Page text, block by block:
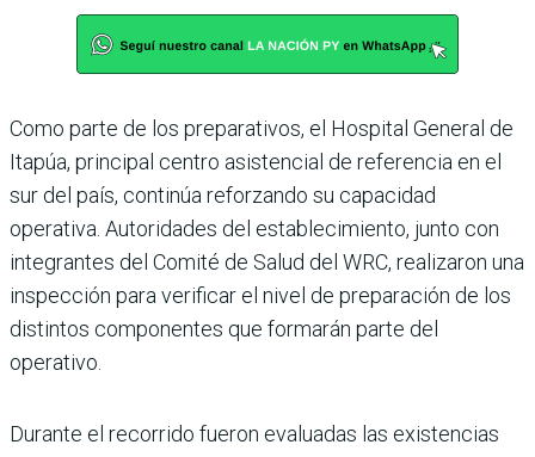
Como parte de los prepa­rativos, el Hospital Gene­ral de
Itapúa, principal cen­tro asistencial de referencia en el
sur del país, continúa reforzando su capacidad
operativa. Autoridades del establecimiento, junto con
integrantes del Comité de Salud del WRC, realizaron una
inspección para verifi­car el nivel de preparación de los
distintos componen­tes que formarán parte del
operativo.
Durante el recorrido fueron evaluadas las existencias